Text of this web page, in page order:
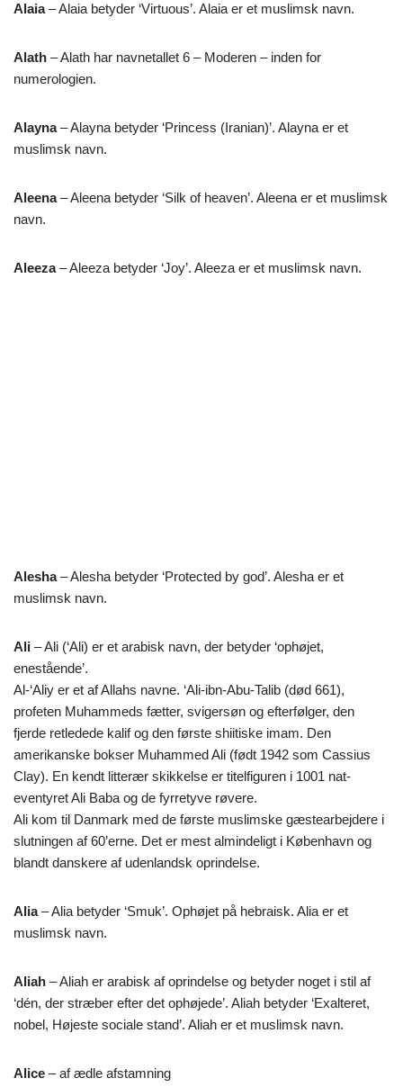
Alaia– Alaia betyder ‘Virtuous’. Alaia er et muslimsk navn.
Alath – Alath har navnetallet 6 – Moderen – inden for
numerologien.
Alayna– Alayna betyder ‘Princess (Iranian)’. Alayna er et
muslimsk navn.
Aleena– Aleena betyder ‘Silk of heaven’. Aleena er et muslimsk
navn.
Aleeza– Aleeza betyder ‘Joy’. Aleeza er et muslimsk navn.
Alesha– Alesha betyder ‘Protected by god’. Alesha er et
muslimsk navn.
Ali – Ali (‘Ali) er et arabisk navn, der betyder ‘ophøjet,
enestående’.
Al-‘Aliy er et af Allahs navne. ‘Ali-ibn-Abu-Talib (død 661),
profeten Muhammeds fætter, svigersøn og efterfølger, den
fjerde retledede kalif og den første shiitiske imam. Den
amerikanske bokser Muhammed Ali (født 1942 som Cassius
Clay). En kendt litterær skikkelse er titelfiguren i 1001 nat-
eventyret Ali Baba og de fyrretyve røvere.
Ali kom til Danmark med de første muslimske gæstearbejdere i
slutningen af 60’erne. Det er mest almindeligt i København og
blandt danskere af udenlandsk oprindelse.
Alia– Alia betyder ‘Smuk’. Ophøjet på hebraisk. Alia er et
muslimsk navn.
Aliah – Aliah er arabisk af oprindelse og betyder noget i stil af
‘dén, der stræber efter det ophøjede’. Aliah betyder ‘Exalteret,
nobel, Højeste sociale stand’. Aliah er et muslimsk navn.
Alice – af ædle afstamning